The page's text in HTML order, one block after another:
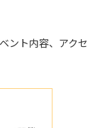
ント内容、アクセ